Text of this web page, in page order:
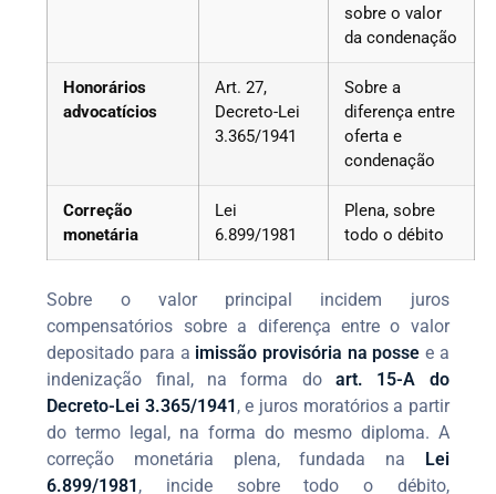
sobre o valor
da condenação
Honorários
advocatícios
Art. 27,
Decreto-Lei
3.365/1941
Sobre a
diferença entre
oferta e
condenação
Correção
monetária
Lei
6.899/1981
Plena, sobre
todo o débito
Sobre o valor principal incidem juros
compensatórios sobre a diferença entre o valor
depositado para a imissão provisória na posse e a
indenização final, na forma do art. 15-A do
Decreto-Lei 3.365/1941, e juros moratórios a partir
do termo legal, na forma do mesmo diploma. A
correção monetária plena, fundada na Lei
6.899/1981, incide sobre todo o débito,